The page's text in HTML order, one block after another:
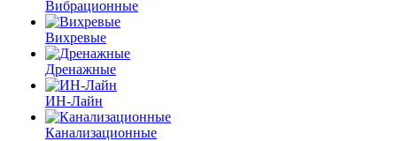
Вибрационные
Вихревые
Дренажные
ИН-Лайн
Канализационные